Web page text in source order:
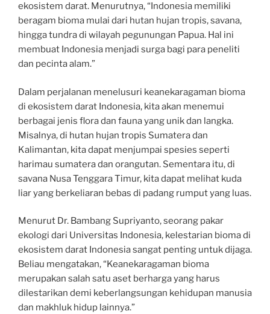
ekosistem darat. Menurutnya, “Indonesia memiliki
beragam bioma mulai dari hutan hujan tropis, savana,
hingga tundra di wilayah pegunungan Papua. Hal ini
membuat Indonesia menjadi surga bagi para peneliti
dan pecinta alam.”
Dalam perjalanan menelusuri keanekaragaman bioma
di ekosistem darat Indonesia, kita akan menemui
berbagai jenis flora dan fauna yang unik dan langka.
Misalnya, di hutan hujan tropis Sumatera dan
Kalimantan, kita dapat menjumpai spesies seperti
harimau sumatera dan orangutan. Sementara itu, di
savana Nusa Tenggara Timur, kita dapat melihat kuda
liar yang berkeliaran bebas di padang rumput yang luas.
Menurut Dr. Bambang Supriyanto, seorang pakar
ekologi dari Universitas Indonesia, kelestarian bioma di
ekosistem darat Indonesia sangat penting untuk dijaga.
Beliau mengatakan, “Keanekaragaman bioma
merupakan salah satu aset berharga yang harus
dilestarikan demi keberlangsungan kehidupan manusia
dan makhluk hidup lainnya.”